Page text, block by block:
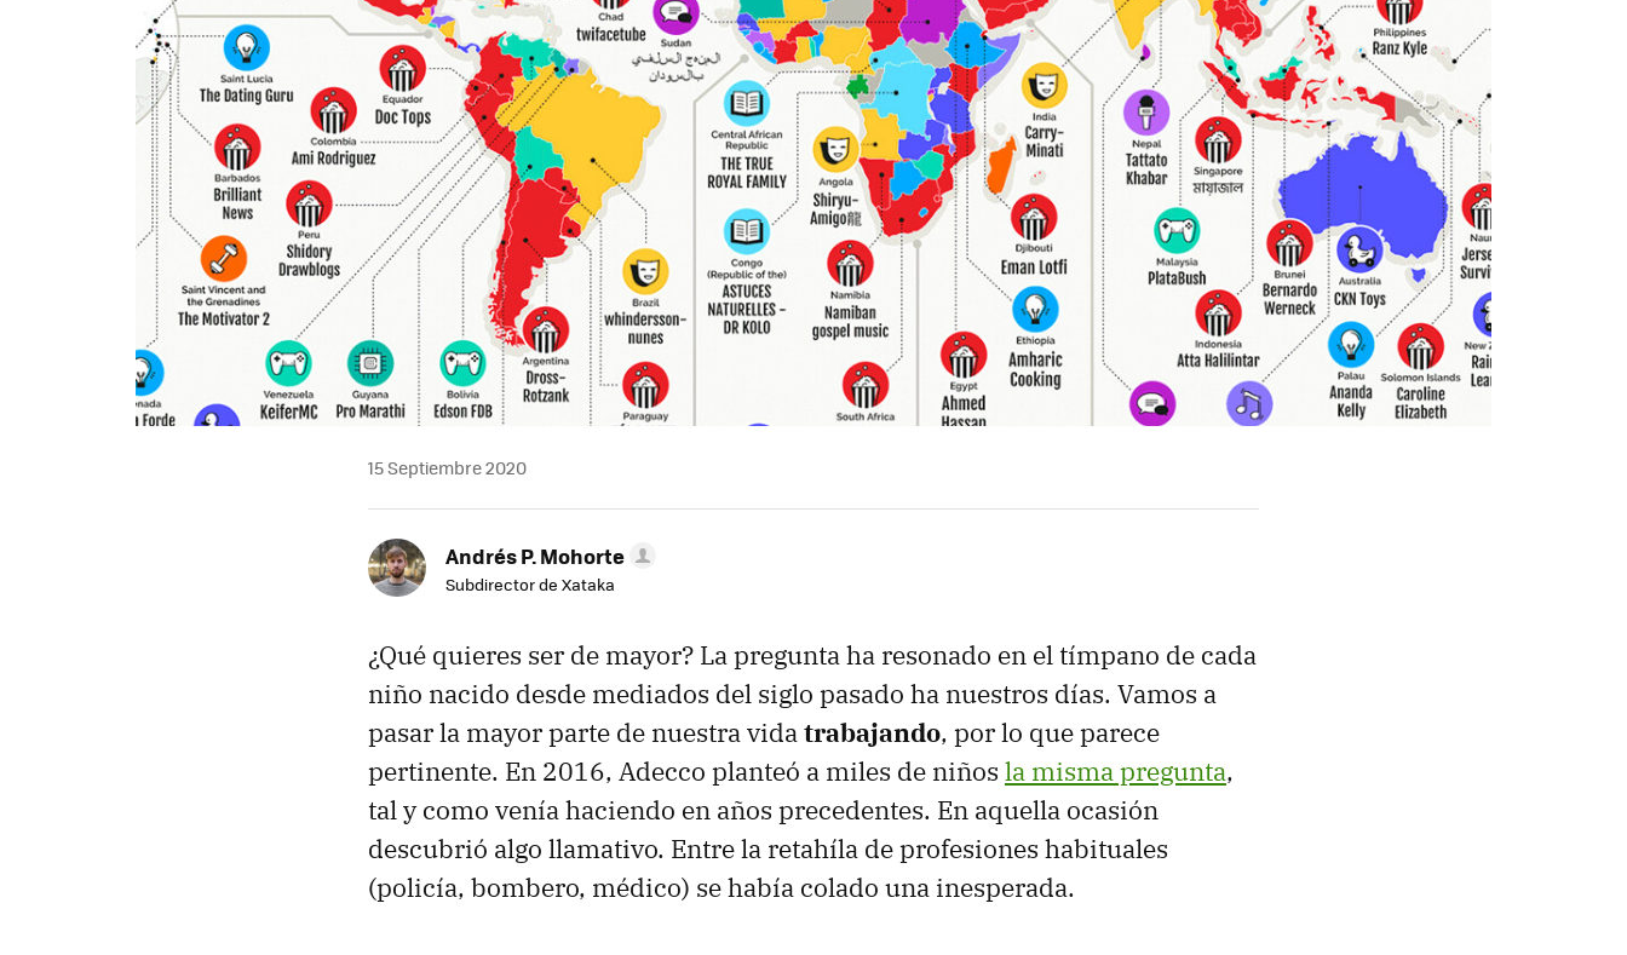
15 Septiembre 2020
Andrés P. Mohorte
Subdirector de Xataka
¿Qué quieres ser de mayor? La pregunta ha resonado en el tímpano de cada
niño nacido desde mediados del siglo pasado ha nuestros días. Vamos a
pasar la mayor parte de nuestra vidatrabajando, por lo que parece
pertinente. En 2016, Adecco planteó a miles de niños la misma pregunta,
tal y como venía haciendo en años precedentes. En aquella ocasión
descubrió algo llamativo. Entre la retahíla de profesiones habituales
(policía, bombero, médico) se había colado una inesperada.